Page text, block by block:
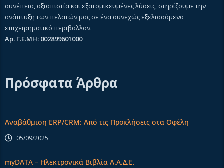
συνέπεια, αξιοπιστία και εξατομικευμένες λύσεις, στηρίζουμε την
ανάπτυξη των πελατών μας σε ένα συνεχώς εξελισσόμενο
επιχειρηματικό περιβάλλον.
Αρ. Γ.Ε.ΜΗ: 002899601000
Πρόσφατα Άρθρα
Αναβάθμιση ERP/CRM: Από τις Προκλήσεις στα Οφέλη
05/09/2025
myDATA – Ηλεκτρονικά Βιβλία Α.Α.Δ.Ε.